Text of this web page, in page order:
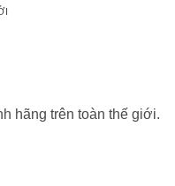
hãng trên toàn thế giới.